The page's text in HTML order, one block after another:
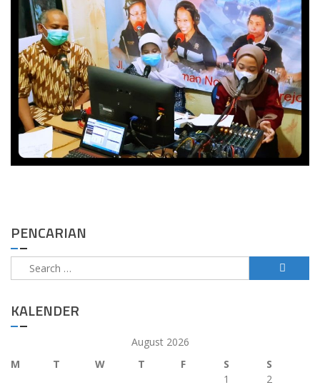
PENCARIAN
Search
for:
KALENDER
August 2026
M
T W T F S
S
1
2